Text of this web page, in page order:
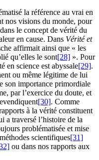
la référence au vrai en
nos visions du monde, pour
le concept de vérité du
en cause. Dans Vérité et
affirmait ainsi que « les
qu’elles le sont[28] ». Pour
en science est abyssale[29].
ou même légitime de lui
son importance primordiale
par l’exercice du doute, et
[30]. Comme
à la vérité constituent
a traversé l’histoire de la
problématisée et mise
scientifiques[31]
ou dans nos rapports aux